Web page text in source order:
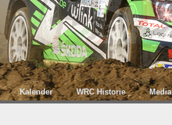
Kalender WRC Historie Media